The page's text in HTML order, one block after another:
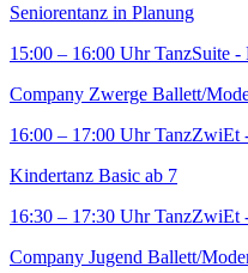
Seniorentanz in Planung
15:00 – 16:00 Uhr TanzSuite -
Company Zwerge Ballett/
16:00 – 17:00 Uhr TanzZwiEt
Kindertanz Basic ab 7
16:30 – 17:30 Uhr TanzZwiEt
Company Jugend Ballett/